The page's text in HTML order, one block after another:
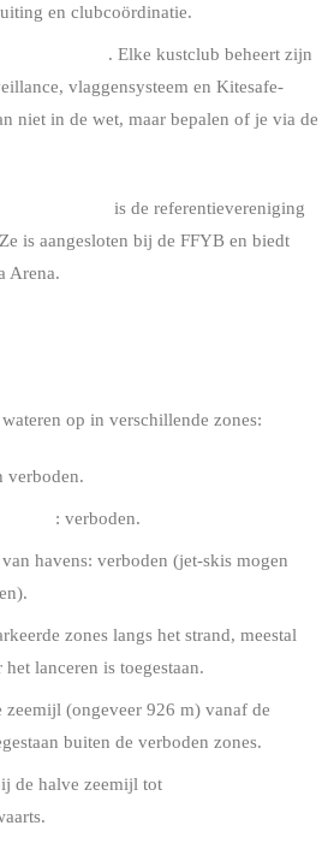
en clubcoördinatie.
. Elke kustclub beheert zijn
vlaggensysteem en Kitesafe-
niet in de wet, maar bepalen of je via de
is de referentievereniging
is aangesloten bij de FFYB en biedt
Arena.
op in verschillende zones:
verboden.
: verboden.
van havens: verboden (jet-skis mogen
zones langs het strand, meestal
lanceren is toegestaan.
zeemijl (ongeveer 926 m) vanaf de
buiten de verboden zones.
de halve zeemijl tot